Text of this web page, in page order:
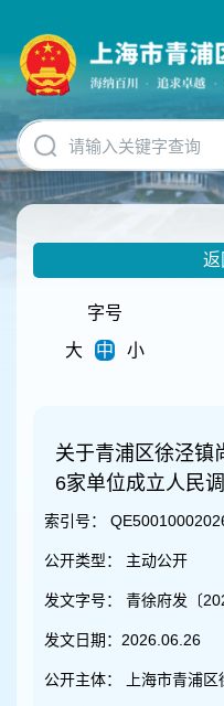
碍
操
明
跳
转
到
网
返
字号
大
中 小
关于青浦区徐泾镇
6家单位成立人民
索引号：
公开类型： 主动公开
发文字号： 青徐府发〔
发文日期： 2026.06.26
公开主体： 上海市青浦